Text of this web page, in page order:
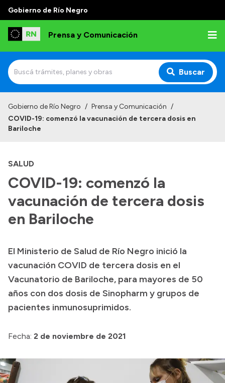
Gobierno de Río Negro
Prensa y Comunicación
Buscar
Institucional
Referentes de prensa
Archivo de noticias
Transparencia
Boletín Oficial
Compras y licitaciones
Consulta de expedientes
Consulta de pago a proveedores
Intranet
Login
Gobierno de Río Negro / Prensa y Comunicación /
COVID-19: comenzó la vacunación de tercera dosis en
Bariloche
SALUD
COVID-19: comenzó la
vacunación de tercera dosis
en Bariloche
El Ministerio de Salud de Río Negro inició la
vacunación COVID de tercera dosis en el
Vacunatorio de Bariloche, para mayores de 50
años con dos dosis de Sinopharm y grupos de
pacientes inmunosuprimidos.
Fecha: 2 de noviembre de 2021